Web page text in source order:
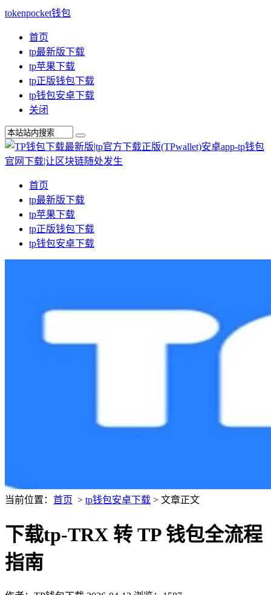
tokenpocket钱包
首页
tp最新版下载
tp苹果下载
tp正版钱包下载
tp钱包安卓下载
关闭
首页
tp最新版下载
tp苹果下载
tp正版钱包下载
tp钱包安卓下载
当前位置： 首页 > tp钱包安卓下载 > 文章正文
下载tp-TRX 转 TP 钱包全流程
指南